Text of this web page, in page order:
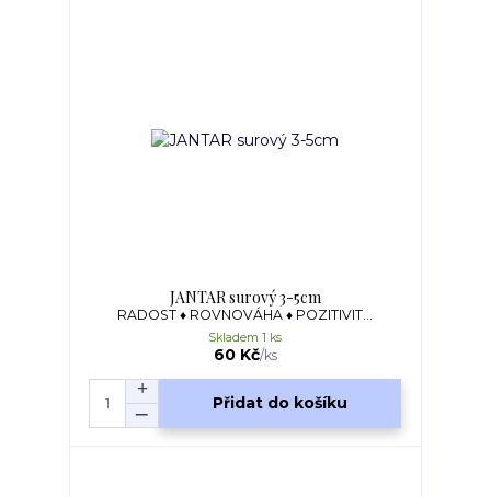
JANTAR surový 3-5cm
RADOST ♦ ROVNOVÁHA ♦ POZITIVIT...
60 Kč/ks
Skladem 1 ks
Přidat do košíku